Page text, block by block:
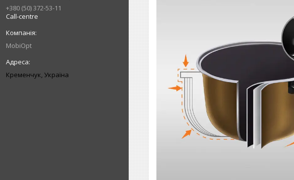
+380 (50) 372-53-11
Call-centre
MobiOpt
Кременчук, Україна